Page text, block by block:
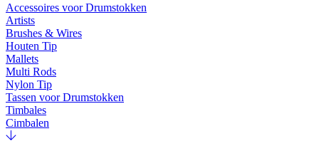
Accessoires voor Drumstokken
Artists
Brushes & Wires
Houten Tip
Mallets
Multi Rods
Nylon Tip
Tassen voor Drumstokken
Timbales
Cimbalen